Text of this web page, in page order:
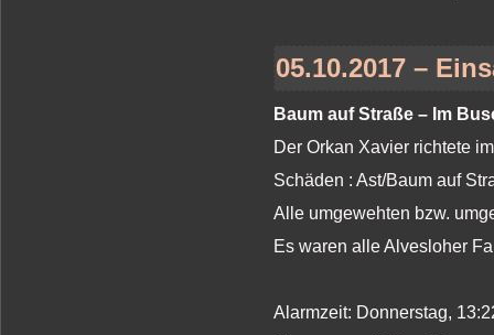
05.10.2017 –
Baum auf Straße – Im
Der Orkan Xavier richtete
Schäden : Ast/Baum auf
Alle umgewehten bzw.
Es waren alle Alvesloher
Alarmzeit: Donnerstag,